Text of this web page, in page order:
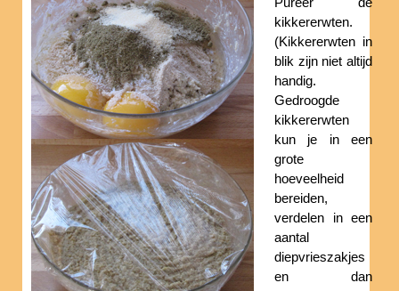
Pureer de
kikkererwten.
(Kikkererwten in
blik zijn niet altijd
handig.
Gedroogde
kikkererwten
kun je in een
grote
hoeveelheid
bereiden,
verdelen in een
aantal
diepvrieszakjes
en dan